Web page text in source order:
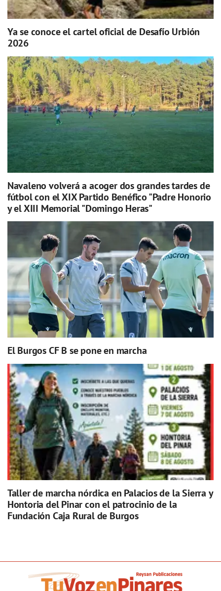
Ya se conoce el cartel oficial de Desafío Urbión
2026
Navaleno volverá a acoger dos grandes tardes de
fútbol con el XIX Partido Benéfico "Padre Honorio
y el XIII Memorial "Domingo Heras"
El Burgos CF B se pone en marcha
Taller de marcha nórdica en Palacios de la Sierra y
Hontoria del Pinar con el patrocinio de la
Fundación Caja Rural de Burgos